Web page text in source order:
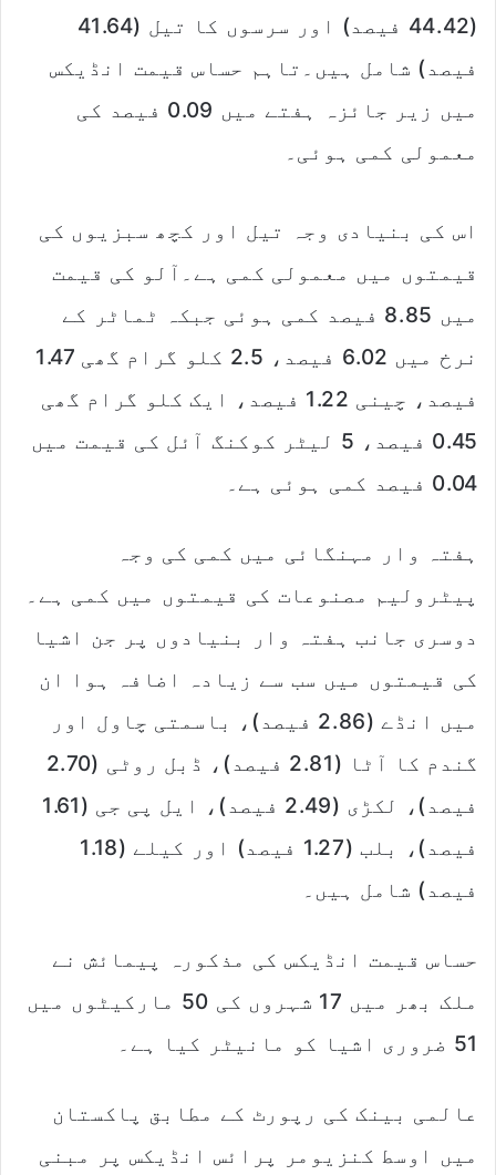
(44.42 فیصد) اور سرسوں کا تیل (41.64
فیصد) شامل ہیں۔تاہم حساس قیمت انڈیکس
میں زیر جائزہ ہفتے میں 0.09 فیصد کی
معمولی کمی ہوئی۔
اس کی بنیادی وجہ تیل اور کچھ سبزیوں کی
قیمتوں میں معمولی کمی ہے۔آلو کی قیمت
میں 8.85 فیصد کمی ہوئی جبکہ ٹماٹر کے
نرخ میں 6.02 فیصد، 2.5 کلو گرام گھی 1.47
فیصد، چینی 1.22 فیصد، ایک کلو گرام گھی
0.45 فیصد، 5 لیٹر کوکنگ آئل کی قیمت میں
0.04 فیصد کمی ہوئی ہے۔
ہفتہ وار مہنگائی میں کمی کی وجہ
پیٹرولیم مصنوعات کی قیمتوں میں کمی ہے۔
دوسری جانب ہفتہ وار بنیادوں پر جن اشیا
کی قیمتوں میں سب سے زیادہ اضافہ ہوا ان
میں انڈے (2.86 فیصد)، باسمتی چاول اور
گندم کا آٹا (2.81 فیصد)، ڈبل روٹی (2.70
فیصد)، لکڑی (2.49 فیصد)، ایل پی جی (1.61
فیصد)، بلب (1.27 فیصد) اور کیلے (1.18
فیصد) شامل ہیں۔
حساس قیمت انڈیکس کی مذکورہ پیمائش نے
ملک بھر میں 17 شہروں کی 50 مارکیٹوں میں
51 ضروری اشیا کو مانیٹر کیا ہے۔
عالمی بینک کی رپورٹ کے مطابق پاکستان
میں اوسط کنزیومر پرائس انڈیکس پر مبنی